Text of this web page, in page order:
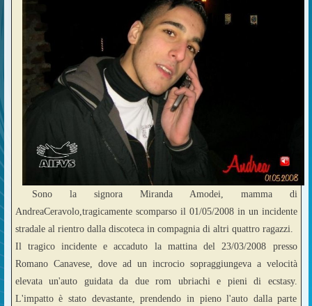
Sono la signora Miranda Amodei, mamma di
AndreaCeravolo,tragicamente scomparso il 01/05/2008 in un incidente
stradale al rientro dalla discoteca in compagnia di altri quattro ragazzi.
Il tragico incidente e accaduto la mattina del 23/03/2008 presso
Romano Canavese, dove ad un incrocio sopraggiungeva a velocità
elevata un'auto guidata da due rom ubriachi e pieni di ecstasy.
L'impatto è stato devastante, prendendo in pieno l'auto dalla parte